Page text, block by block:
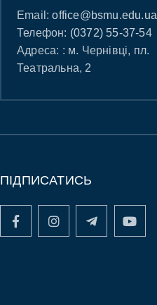
Email:office@bsmu.edu.ua
Телефон: (0372) 55-37-54
Адреса: : м. Чернівці, пл.
Театральна, 2
ПІДПИСАТИСЬ